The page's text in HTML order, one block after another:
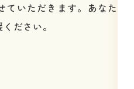
ていただきます。あなた
ださい。